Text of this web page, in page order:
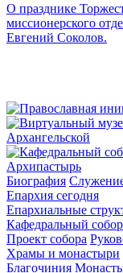
О празднике
миссионерского
Евгений Соколов.
Архипастырь
Биография
Епархия сегодня
Епархиальные
Кафедральный собор
Проект собора
Храмы и монастыри
Благочиния